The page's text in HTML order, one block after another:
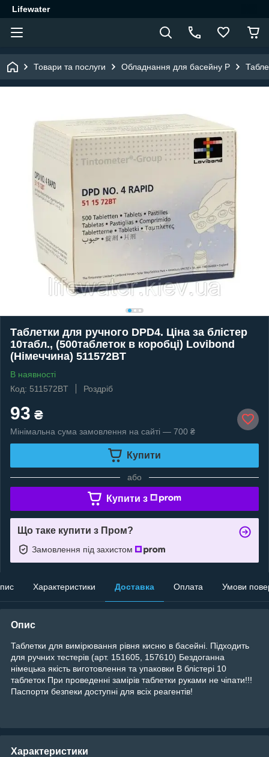
Lifewater
Товари та послуги Обладнання для басейну P
Таблетки для ручного DPD4. Ціна за блістер
10табл., (500таблеток в коробці) Lovibond
(Німеччина) 511572BT
В наявності
Код: 511572BT
Роздріб
93 ₴
Мінімальна сума замовлення на сайті — 700 ₴
Купити
або
Купити з
Що таке купити з Пром?
Замовлення під захистом
Характеристики Доставка Оплата Умови
Опис
Таблетки для вимірювання рівня кисню в басейні. Підходить
для ручних тестерів (арт. 151605, 157610) Бездоганна
німецька якість виготовлення та упаковки В блістері 10
таблеток При проведенні замірів таблетки руками не чіпати!!!
Паспорти безпеки доступні для всіх реагентів!
Характеристики